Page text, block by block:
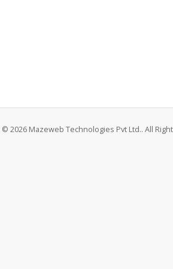
2026 Mazeweb Technologies Pvt Ltd.. All